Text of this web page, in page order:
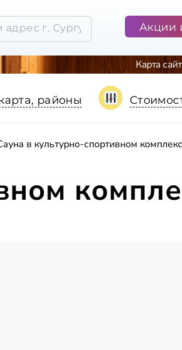
Акции
Карта
районы
в культурно-спортивном